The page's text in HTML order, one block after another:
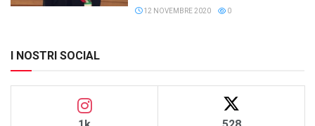
12 NOVEMBRE 2020
0
I NOSTRI SOCIAL